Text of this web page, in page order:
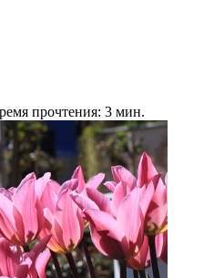
прочтения: 3 мин.